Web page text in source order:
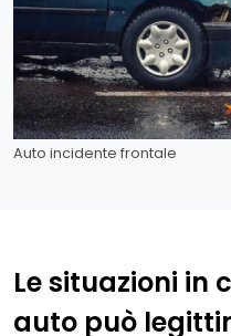
Auto incidente frontale
Le situazioni in
auto può